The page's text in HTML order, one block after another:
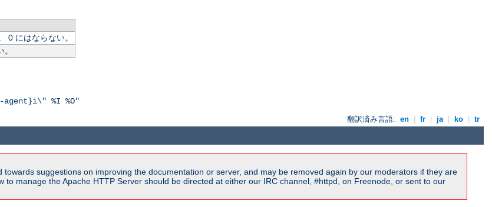
0 にはならない。
agent}i\" %I %O"
翻訳済み言語: en fr ja ko tr
suggestions on improving the documentation or server, and may be removed again by our moderators if they are
manage the Apache HTTP Server should be directed at either our IRC channel, #httpd, on Freenode, or sent to our